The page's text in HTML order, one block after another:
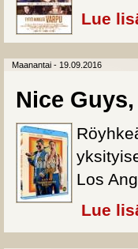
Lue
Maanantai - 19.09.2016
Nice
Los
Lue